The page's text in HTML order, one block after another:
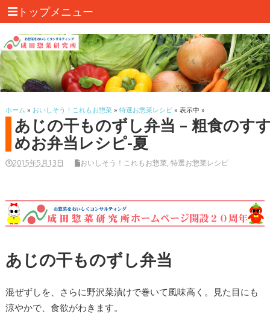
トップメニュー
ホーム » おいしそう！これもお惣菜» 特選お惣菜レシピ» 表示中 »
あじの干ものずし弁当 – 粗食のす
めお弁当レシピ-夏
2015年5月13日 おいしそう！これもお惣菜, 特選お惣菜レシピ
あじの干ものずし弁当
混ぜずしを、さらに野沢菜漬けで巻いて風味高く。見た目にも
涼やかで、食欲がわきます。